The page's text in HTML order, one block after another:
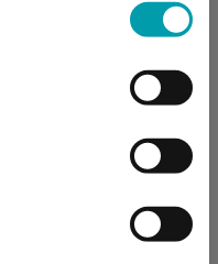
has occurred (see the
information)